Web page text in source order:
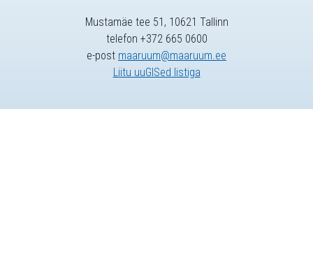
Mustamäe tee 51, 10621 Tallinn
telefon +372 665 0600
e-post maaruum@maaruum.ee
Liitu uuGISed listiga